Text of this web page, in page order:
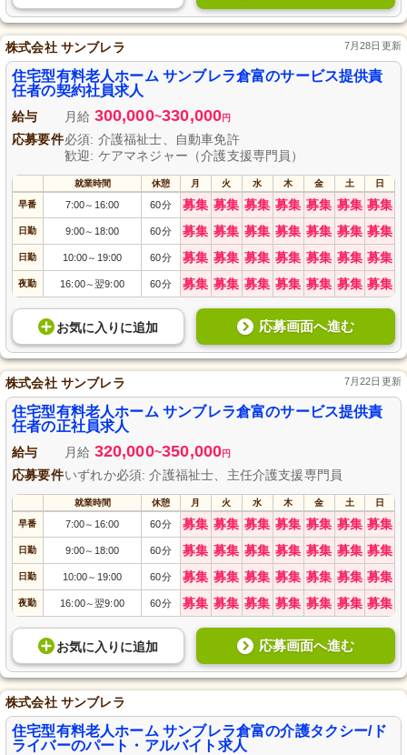
株式会社 サンブレラ 7月28日更新
住宅型有料老人ホーム サンブレラ倉富のサービス提供責
任者の契約社員求人
給与 月給 300,000~330,000円
応募要件必須: 介護福祉士、自動車免許
歓迎: ケアマネジャー（介護支援専門員）
就業時間 休憩 月 火 水 木 金 土 日
早番 7:00～ 16:00 60分 募集 募集 募集 募集 募集 募集 募集
日勤 9:00～ 18:00 60分 募集 募集 募集 募集 募集 募集 募集
日勤 10:00～ 19:00 60分 募集 募集 募集 募集 募集 募集 募集
夜勤 16:00～翌9:00 60分 募集 募集 募集 募集 募集 募集 募集
お気に入り に追加 応募画面へ進む
株式会社 サンブレラ 7月22日更新
住宅型有料老人ホーム サンブレラ倉富のサービス提供責
任者の正社員求人
給与 月給 320,000~350,000円
応募要件いずれか必須: 介護福祉士、主任介護支援専門員
就業時間 休憩 月 火 水 木 金 土 日
早番 7:00～ 16:00 60分 募集 募集 募集 募集 募集 募集 募集
日勤 9:00～ 18:00 60分 募集 募集 募集 募集 募集 募集 募集
日勤 10:00～ 19:00 60分 募集 募集 募集 募集 募集 募集 募集
夜勤 16:00～翌9:00 60分 募集 募集 募集 募集 募集 募集 募集
お気に入り に追加 応募画面へ進む
株式会社 サンブレラ
住宅型有料老人ホーム サンブレラ倉富の介護タクシー/ド
ライバーのパート・アルバイト求人